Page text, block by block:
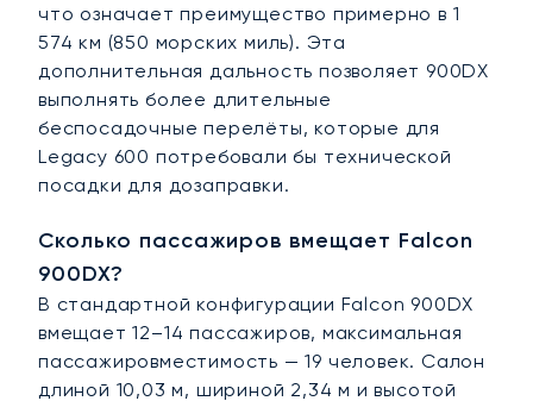
что означает преимущество примерно в 1
574 км (850 морских миль). Эта
дополнительная дальность позволяет 900DX
выполнять более длительные
беспосадочные перелёты, которые для
Legacy 600 потребовали бы технической
посадки для дозаправки.
Сколько пассажиров вмещает Falcon
900DX?
В стандартной конфигурации Falcon 900DX
вмещает 12–14 пассажиров, максимальная
пассажировместимость — 19 человек. Салон
длиной 10,03 м, шириной 2,34 м и высотой